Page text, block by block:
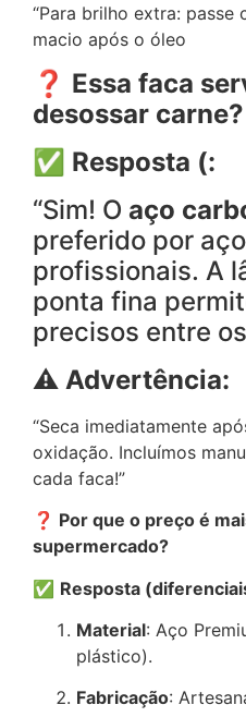
“Para brilho extra: passe
macio após o óleo
❓ Essa faca
desossar carne?
✅ Resposta (:
“Sim! O aço
preferido por
profissionais. A
ponta fina
precisos entre
⚠️ Advertência:
“Seca imediatamente
oxidação. Incluímos
cada faca!”
❓ Por que o preço é
supermercado?
✅ Resposta
Material: Aço
plástico).
Fabricação: